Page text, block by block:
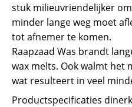
stuk milieuvriendelijker
minder lange weg moet
tot afnemer te komen.
Raapzaad Was brandt
wax melts. Ook walmt het
wat resulteert in veel
Productspecificaties